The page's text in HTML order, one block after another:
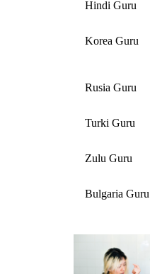
Hindi Guru
Korea Guru
Rusia Guru
Turki Guru
Zulu Guru
Bulgaria Guru